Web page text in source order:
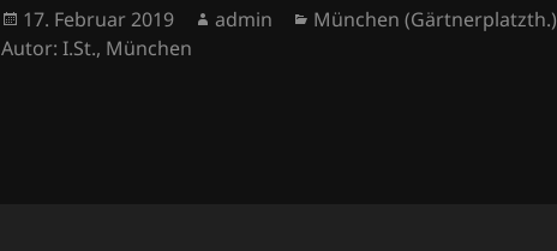
Veröffentlicht
am
17. Februar 2019 Autor
admin Kategorien
München (Gärtnerplatzth.)
Autor: I.St., München